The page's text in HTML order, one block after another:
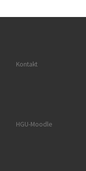
Kontakt
HGU-Moodle